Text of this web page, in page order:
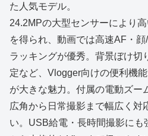
た人気モデル。
24.2MPの大型センサーにより
を得られ、動画では高速AF・
ラッキングが優秀。背景ぼけ切
定など、Vlogger向けの便利機
が大きな魅力。付属の電動ズー
広角から日常撮影まで幅広く対
い。USB給電・長時間撮影にも